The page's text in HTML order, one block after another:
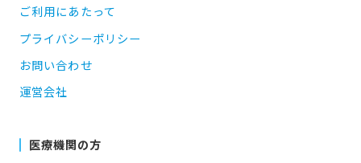
ご利用にあたって
プライバシーポリシー
お問い合わせ
運営会社
医療機関の方